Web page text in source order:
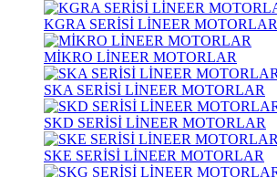
KGRA SERİSİ LİNEER MOTORLAR
MİKRO LİNEER MOTORLAR
SKA SERİSİ LİNEER MOTORLAR
SKD SERİSİ LİNEER MOTORLAR
SKE SERİSİ LİNEER MOTORLAR